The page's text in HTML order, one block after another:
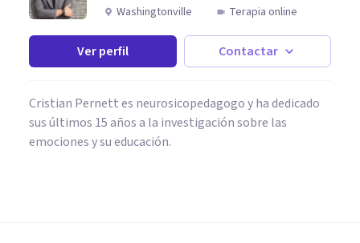
Washingtonville Terapia online
Ver perfil Contactar
Cristian Pernett es neurosicopedagogo y ha dedicado
sus últimos 15 años a la investigación sobre las
emociones y su educación.